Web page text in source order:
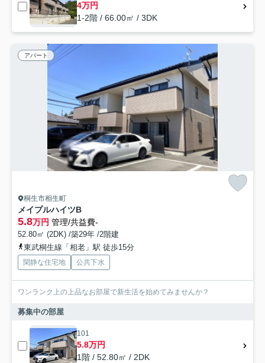
4万円
1-2階 / 66.00㎡ / 3DK
アパート
桐生市相生町
メイプルハイツB
5.8万円 管理/共益費-
52.80㎡ (2DK) /築29年 /2階建
東武桐生線「相老」駅 徒歩15分
閑静な住宅地 公共下水
ワンランク上の上品なお部屋で新生活を始めてみませんか？
募集中の部屋
101
5.8万円
1階 / 52.80㎡ / 2DK